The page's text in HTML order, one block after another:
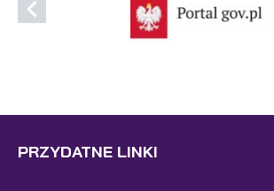
PRZYDATNE LINKI